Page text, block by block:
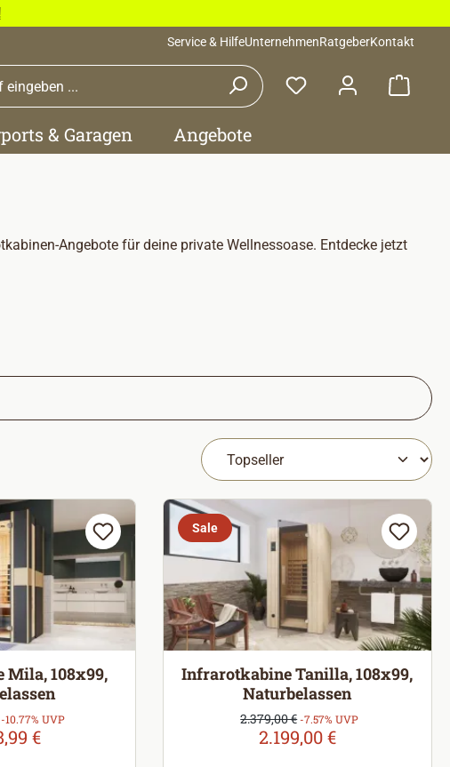
Service & HilfeUnternehmenRatgeberKontakt
& Garagen Angebote
Angebote für deine private Wellnessoase. Entdecke jetzt
108x99,
€
-10.77% UVP
Sale
Infrarotkabine Tanilla, 108x99,
Naturbelassen
Verkaufspreis:
2.199,00 €
Regulärer Preis:
2.379,00 € -7.57% UVP